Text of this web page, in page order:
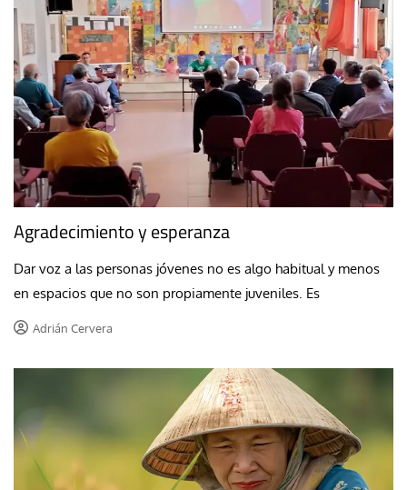
Agradecimiento y esperanza
Dar voz a las personas jóvenes no es algo habitual y menos
en espacios que no son propiamente juveniles. Es
Adrián Cervera